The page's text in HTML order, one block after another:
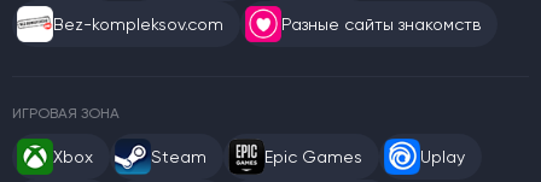
Bez-kompleksov.com Разные сайты знакомств
ИГРОВАЯ ЗОНА
Xbox Steam Epic Games Uplay